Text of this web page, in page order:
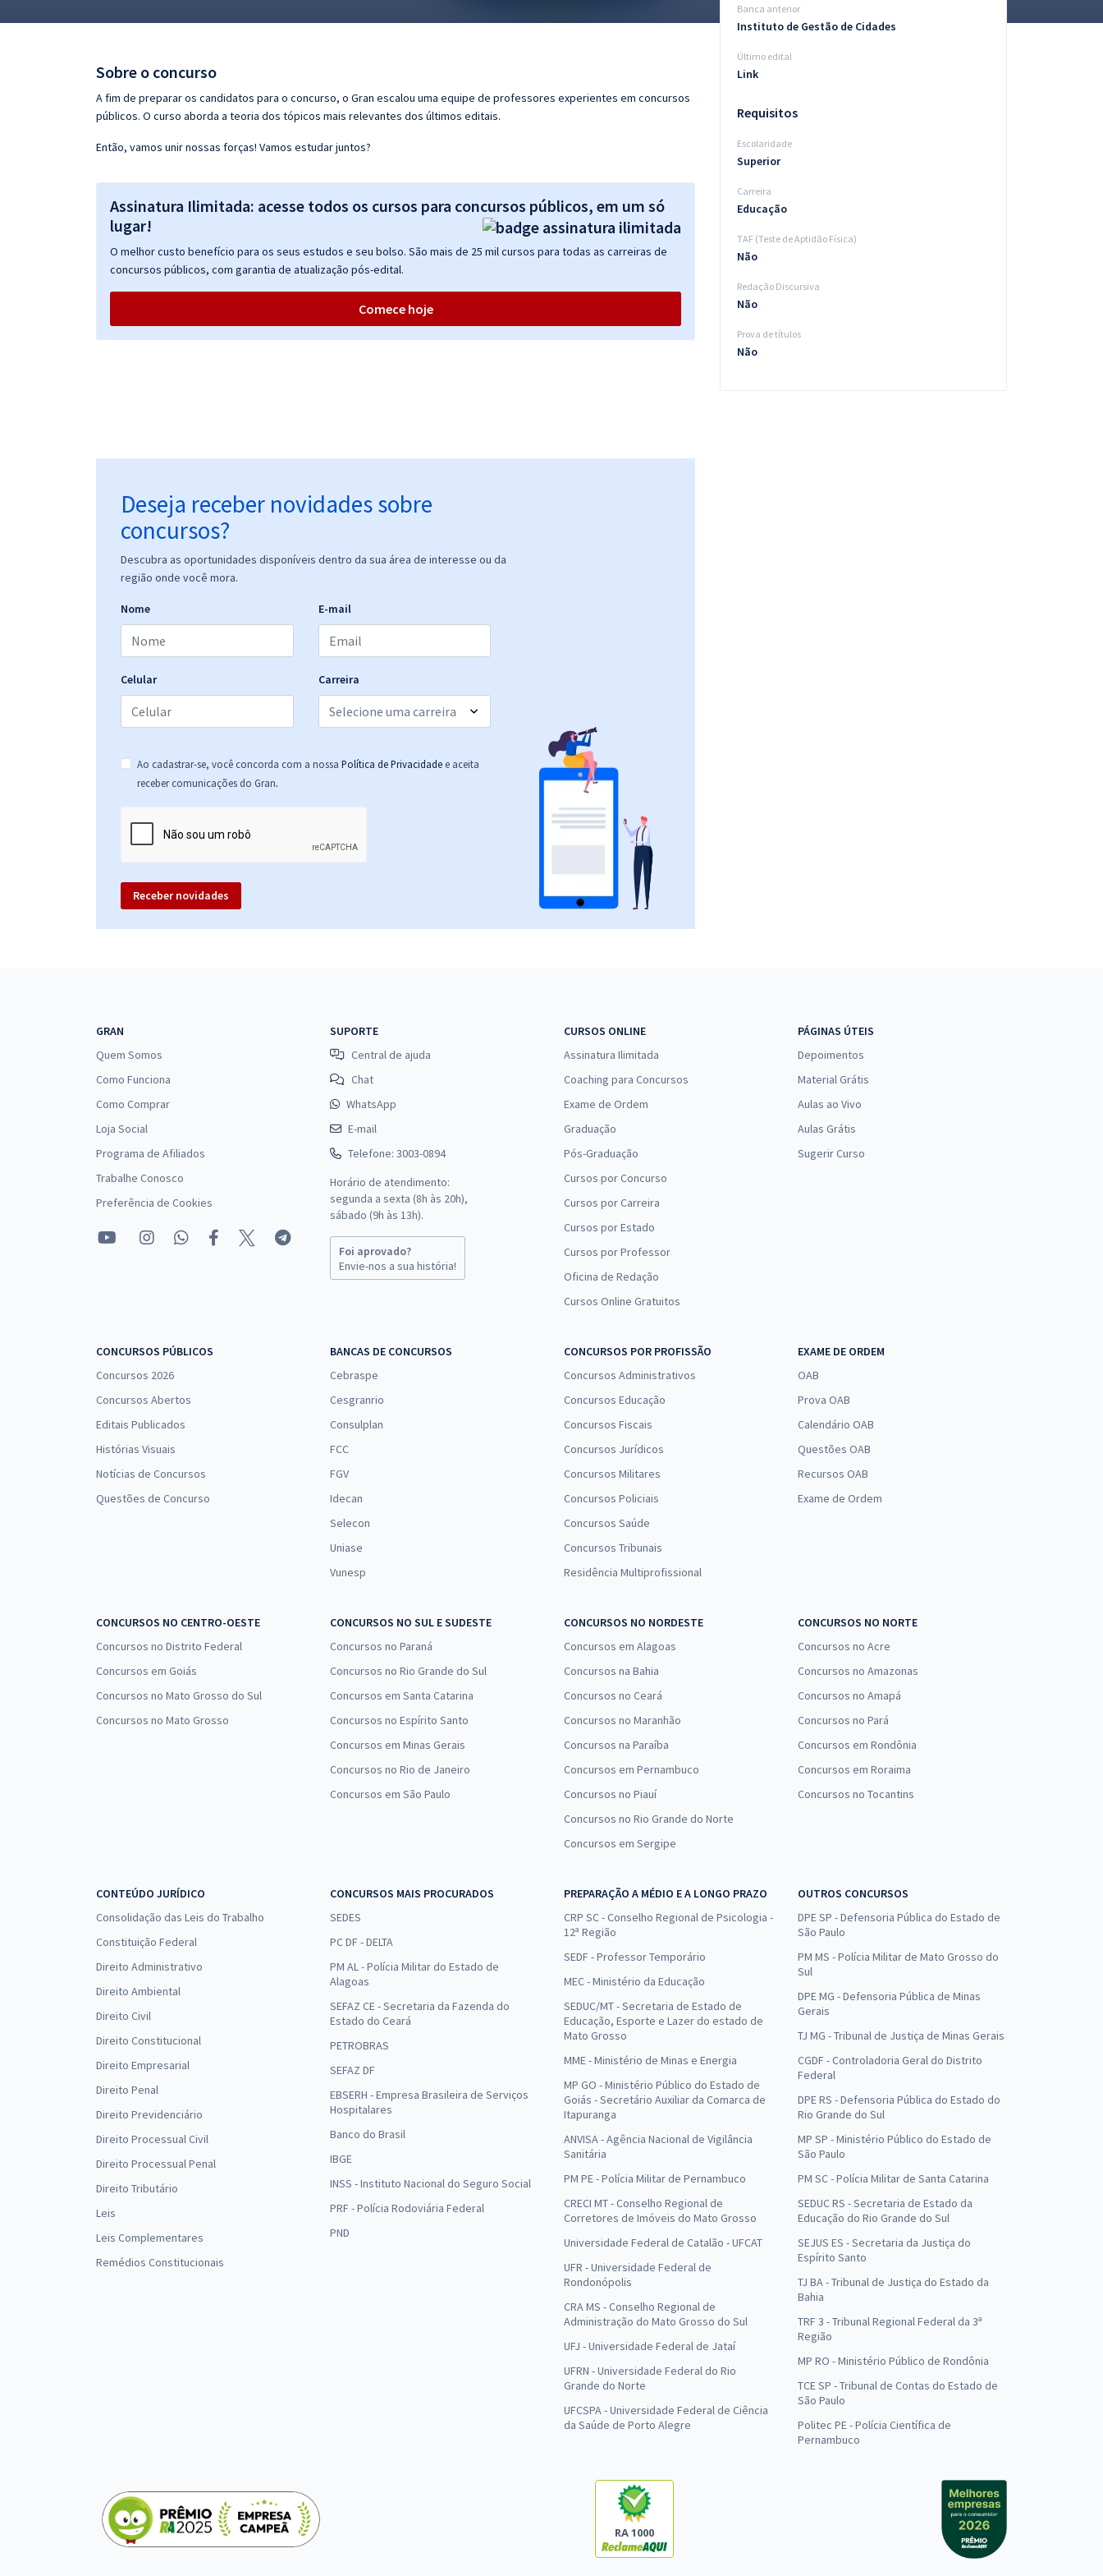
Conteúdo gratuito
Sobre o concurso
A fim de preparar os candidatos para o concurso, o Gran escalou uma equipe de professores experientes em concursos
públicos. O curso aborda a teoria dos tópicos mais relevantes dos últimos editais.
Então, vamos unir nossas forças! Vamos estudar juntos?
Assinatura Ilimitada: acesse todos os cursos para concursos públicos, em um só
lugar!
O melhor custo benefício para os seus estudos e seu bolso. São mais de 25 mil cursos para todas as carreiras de
concursos públicos, com garantia de atualização pós-edital.
Comece hoje
Deseja receber novidades sobre
concursos?
Descubra as oportunidades disponíveis dentro da sua área de interesse ou da
região onde você mora.
Nome E-mail
Celular Carreira
Ao cadastrar-se, você concorda com a nossa Política de Privacidade e aceita
receber comunicações do Gran.
Receber novidades
Banca anterior
Instituto de Gestão de Cidades
Último edital
Link
Requisitos
Escolaridade
Superior
Carreira
Educação
TAF (Teste de Aptidão Física)
Não
Redação Discursiva
Não
Prova de títulos
Não
GRAN
Quem Somos
Como Funciona
Como Comprar
Loja Social
Programa de Afiliados
Trabalhe Conosco
Preferência de Cookies
SUPORTE
Central de ajuda
Chat
WhatsApp
E-mail
Telefone: 3003-0894
Horário de atendimento:
segunda a sexta (8h às 20h),
sábado (9h às 13h).
Foi aprovado?
Envie-nos a sua história!
CURSOS ONLINE
Assinatura Ilimitada
Coaching para Concursos
Exame de Ordem
Graduação
Pós-Graduação
Cursos por Concurso
Cursos por Carreira
Cursos por Estado
Cursos por Professor
Oficina de Redação
Cursos Online Gratuitos
PÁGINAS ÚTEIS
Depoimentos
Material Grátis
Aulas ao Vivo
Aulas Grátis
Sugerir Curso
CONCURSOS PÚBLICOS
Concursos 2026
Concursos Abertos
Editais Publicados
Histórias Visuais
Notícias de Concursos
Questões de Concurso
BANCAS DE CONCURSOS
Cebraspe
Cesgranrio
Consulplan
FCC
FGV
Idecan
Selecon
Uniase
Vunesp
CONCURSOS POR PROFISSÃO
Concursos Administrativos
Concursos Educação
Concursos Fiscais
Concursos Jurídicos
Concursos Militares
Concursos Policiais
Concursos Saúde
Concursos Tribunais
Residência Multiprofissional
EXAME DE ORDEM
OAB
Prova OAB
Calendário OAB
Questões OAB
Recursos OAB
Exame de Ordem
CONCURSOS NO CENTRO-OESTE
Concursos no Distrito Federal
Concursos em Goiás
Concursos no Mato Grosso do Sul
Concursos no Mato Grosso
CONCURSOS NO SUL E SUDESTE
Concursos no Paraná
Concursos no Rio Grande do Sul
Concursos em Santa Catarina
Concursos no Espírito Santo
Concursos em Minas Gerais
Concursos no Rio de Janeiro
Concursos em São Paulo
CONCURSOS NO NORDESTE
Concursos em Alagoas
Concursos na Bahia
Concursos no Ceará
Concursos no Maranhão
Concursos na Paraíba
Concursos em Pernambuco
Concursos no Piauí
Concursos no Rio Grande do Norte
Concursos em Sergipe
CONCURSOS NO NORTE
Concursos no Acre
Concursos no Amazonas
Concursos no Amapá
Concursos no Pará
Concursos em Rondônia
Concursos em Roraima
Concursos no Tocantins
CONTEÚDO JURÍDICO
Consolidação das Leis do Trabalho
Constituição Federal
Direito Administrativo
Direito Ambiental
Direito Civil
Direito Constitucional
Direito Empresarial
Direito Penal
Direito Previdenciário
Direito Processual Civil
Direito Processual Penal
Direito Tributário
Leis
Leis Complementares
Remédios Constitucionais
CONCURSOS MAIS PROCURADOS
SEDES
PC DF - DELTA
PM AL - Polícia Militar do Estado de
Alagoas
SEFAZ CE - Secretaria da Fazenda do
Estado do Ceará
PETROBRAS
SEFAZ DF
EBSERH - Empresa Brasileira de Serviços
Hospitalares
Banco do Brasil
IBGE
INSS - Instituto Nacional do Seguro Social
PRF - Polícia Rodoviária Federal
PND
PREPARAÇÃO A MÉDIO E A LONGO PRAZO
CRP SC - Conselho Regional de Psicologia -
12ª Região
SEDF - Professor Temporário
MEC - Ministério da Educação
SEDUC/MT - Secretaria de Estado de
Educação, Esporte e Lazer do estado de
Mato Grosso
MME - Ministério de Minas e Energia
MP GO - Ministério Público do Estado de
Goiás - Secretário Auxiliar da Comarca de
Itapuranga
ANVISA - Agência Nacional de Vigilância
Sanitária
PM PE - Polícia Militar de Pernambuco
CRECI MT - Conselho Regional de
Corretores de Imóveis do Mato Grosso
Universidade Federal de Catalão - UFCAT
UFR - Universidade Federal de
Rondonópolis
CRA MS - Conselho Regional de
Administração do Mato Grosso do Sul
UFJ - Universidade Federal de Jataí
UFRN - Universidade Federal do Rio
Grande do Norte
UFCSPA - Universidade Federal de Ciência
da Saúde de Porto Alegre
OUTROS CONCURSOS
DPE SP - Defensoria Pública do Estado de
São Paulo
PM MS - Polícia Militar de Mato Grosso do
Sul
DPE MG - Defensoria Pública de Minas
Gerais
TJ MG - Tribunal de Justiça de Minas Gerais
CGDF - Controladoria Geral do Distrito
Federal
DPE RS - Defensoria Pública do Estado do
Rio Grande do Sul
MP SP - Ministério Público do Estado de
São Paulo
PM SC - Polícia Militar de Santa Catarina
SEDUC RS - Secretaria de Estado da
Educação do Rio Grande do Sul
SEJUS ES - Secretaria da Justiça do
Espírito Santo
TJ BA - Tribunal de Justiça do Estado da
Bahia
TRF 3 - Tribunal Regional Federal da 3ª
Região
MP RO - Ministério Público de Rondônia
TCE SP - Tribunal de Contas do Estado de
São Paulo
Politec PE - Polícia Científica de
Pernambuco
RA 1000